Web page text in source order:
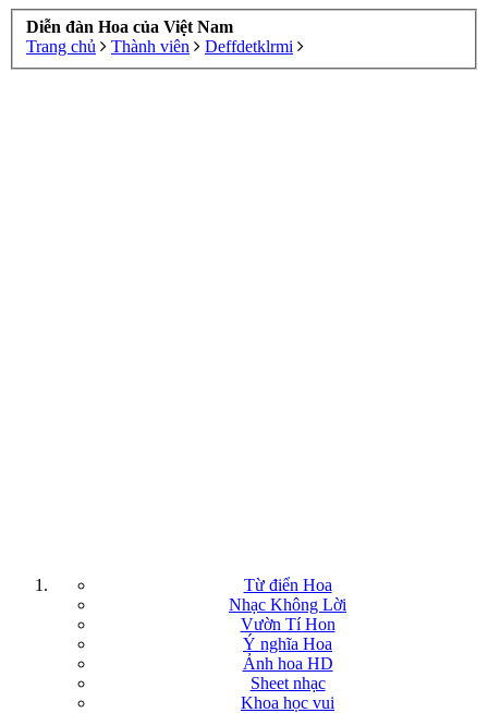
Diễn đàn Hoa của Việt Nam
Trang chủ
Thành viên Deffdetklrmi
Từ điển Hoa
Nhạc Không Lời
Vườn Tí Hon
Ý nghĩa Hoa
Ảnh hoa HD
Sheet nhạc
Khoa học vui